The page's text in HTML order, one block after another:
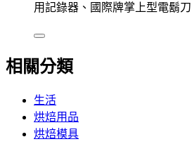
用記錄器、國際牌掌上型電鬍
相關分類
生活
烘焙用品
烘焙模具